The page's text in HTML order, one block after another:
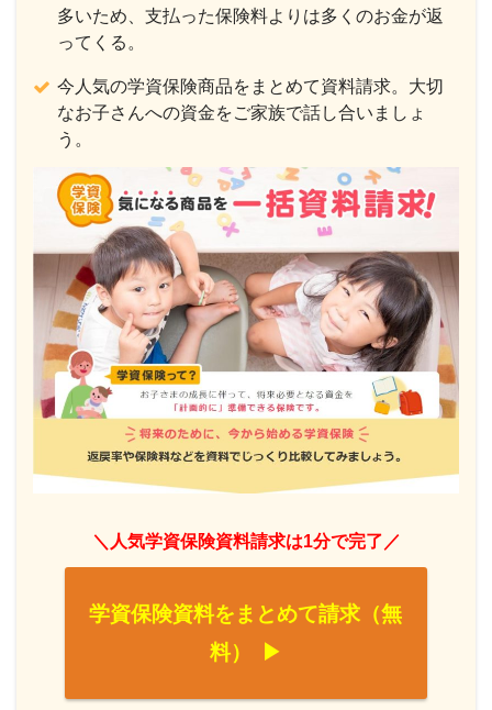
多いため、支払った保険料よりは多くのお金が返
ってくる。
今人気の学資保険商品をまとめて資料請求。大切
なお子さんへの資金をご家族で話し合いましょ
う。
＼人気学資保険資料請求は1分で完了／
学資保険資料をまとめて請求（無
料）